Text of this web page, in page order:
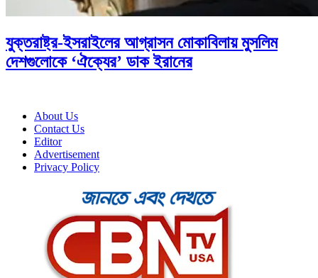
যুক্তরাষ্ট্র-ইসরাইলের আগ্রাসন মোকাবিলায় মুসলিম
দেশগুলোকে ‘ঐক্যের’ ডাক ইরানের
About Us
Contact Us
Editor
Advertisement
Privacy Policy